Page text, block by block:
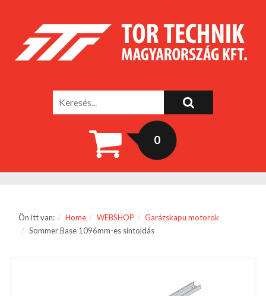
0
Ön itt van: Home WEBSHOP
Garázskapu motorok
Sommer Base 1096mm-es síntoldás